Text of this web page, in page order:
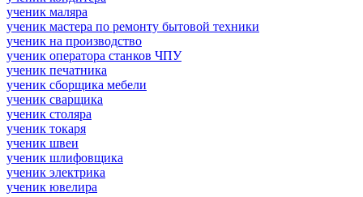
ученик маляра
ученик мастера по ремонту бытовой техники
ученик на производство
ученик оператора станков ЧПУ
ученик печатника
ученик сборщика мебели
ученик сварщика
ученик столяра
ученик токаря
ученик швеи
ученик шлифовщика
ученик электрика
ученик ювелира